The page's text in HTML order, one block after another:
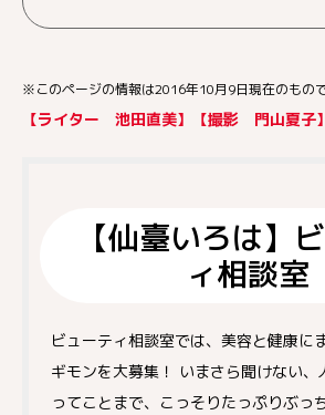
※このページの情報は2016年10月9日現在のもので
【ライター 池田直美】【撮影 門山夏子】
【仙臺いろは】
ィ相談室
ビューティ相談室では、美容と健康に
ギモンを大募集！ いまさら聞けない、
ってことまで、こっそりたっぷりぶっ